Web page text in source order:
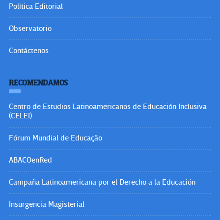
Política Editorial
Observatorio
Contáctenos
RECOMENDAMOS
Centro de Estudios Latinoamericanos de Educación Inclusiva
(CELEI)
Fórum Mundial de Educação
ABACOenRed
Campaña Latinoamericana por el Derecho a la Educación
Insurgencia Magisterial